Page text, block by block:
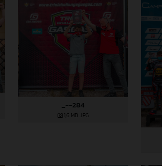
_--284
1,6 MB .JPG